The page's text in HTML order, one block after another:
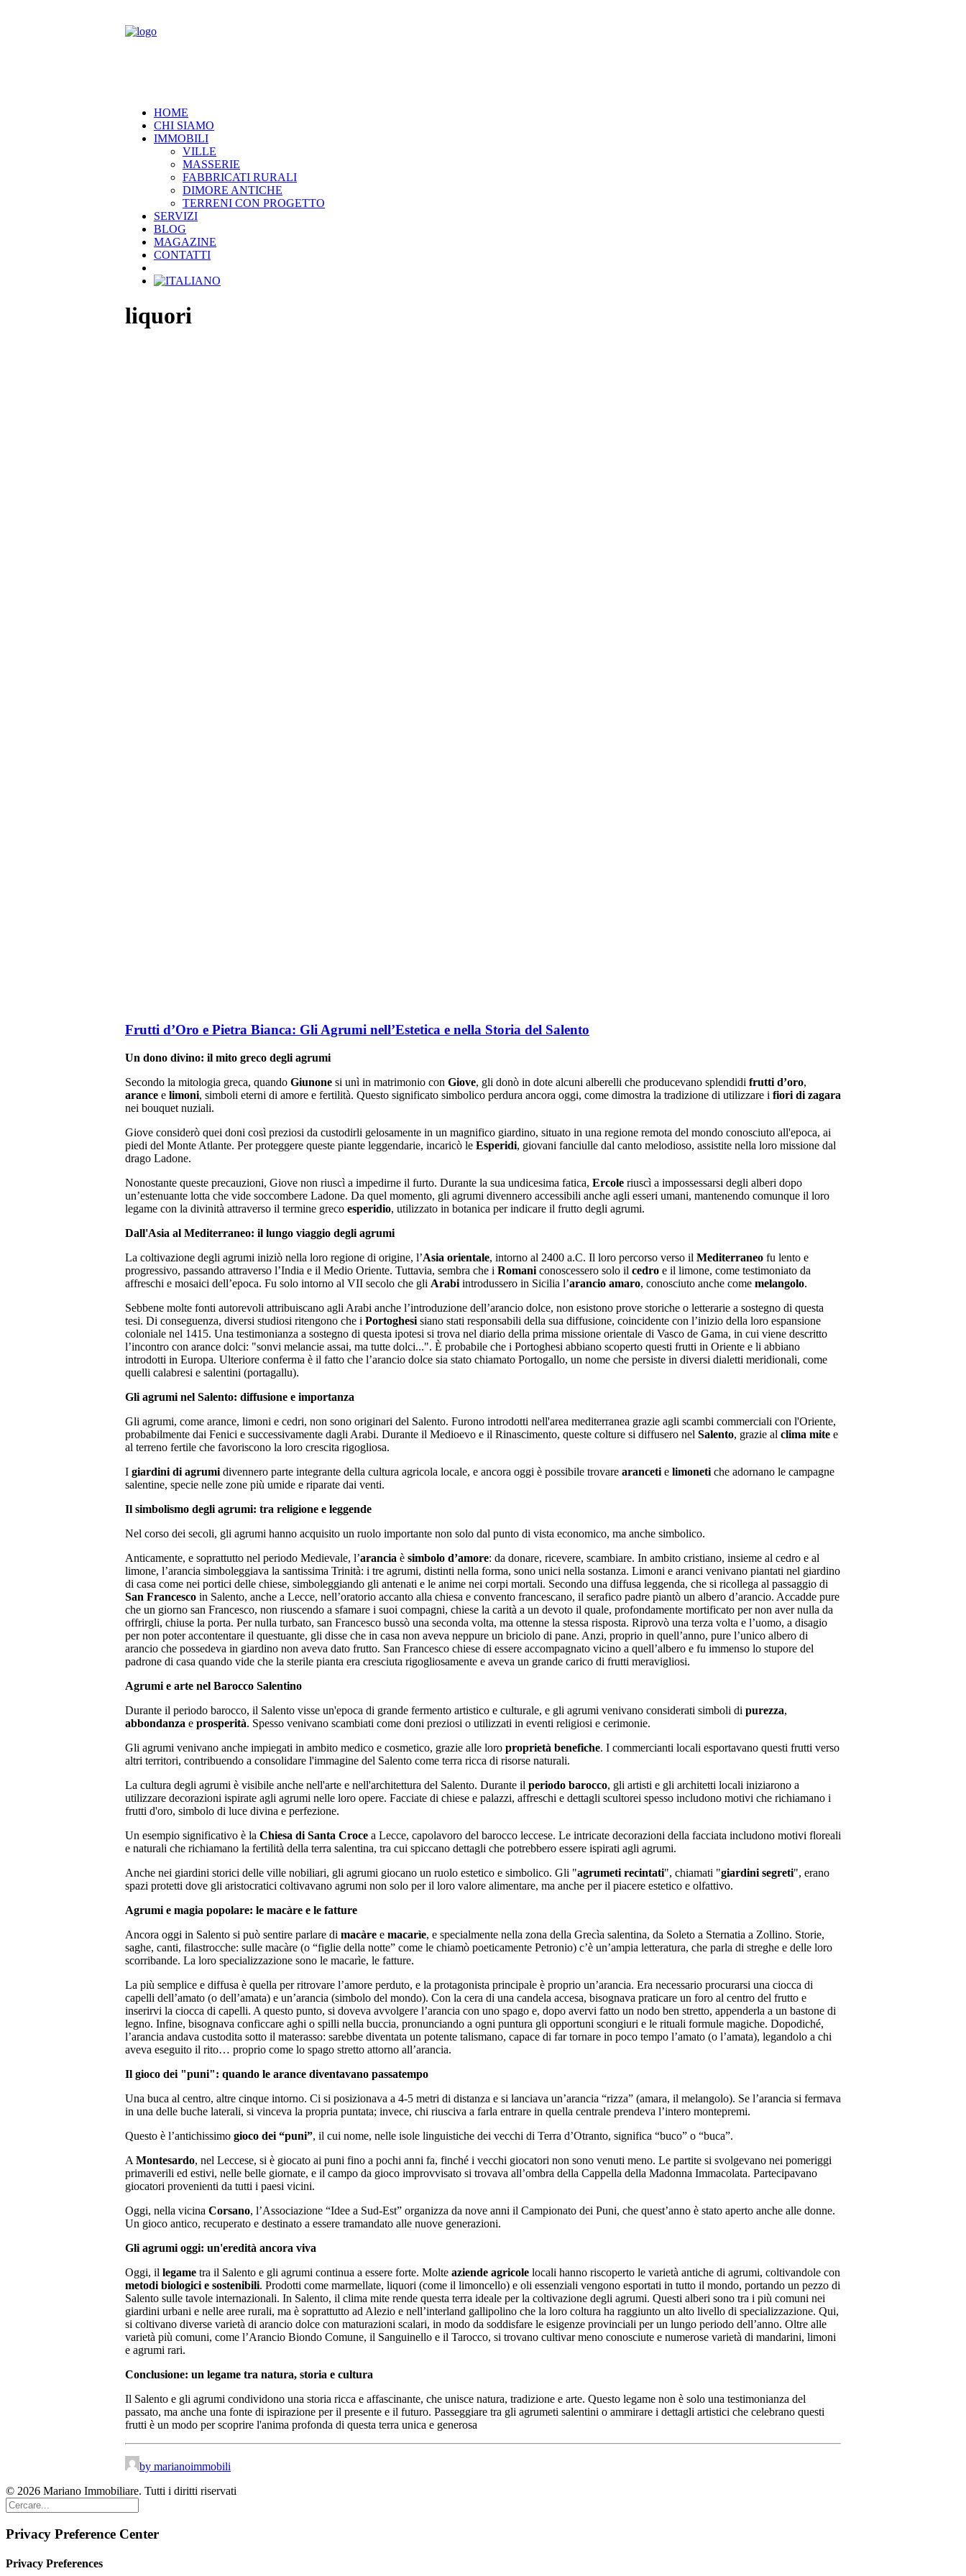
HOME
CHI SIAMO
IMMOBILI
VILLE
MASSERIE
FABBRICATI RURALI
DIMORE ANTICHE
TERRENI CON PROGETTO
SERVIZI
BLOG
MAGAZINE
CONTATTI
liquori
Frutti d’Oro e Pietra Bianca: Gli Agrumi nell’Estetica e nella Storia del Salento
Un dono divino: il mito greco degli agrumi
Secondo la mitologia greca, quando Giunone si unì in matrimonio con Giove, gli donò in dote alcuni alberelli che producevano splendidi frutti d’oro,
arance e limoni, simboli eterni di amore e fertilità. Questo significato simbolico perdura ancora oggi, come dimostra la tradizione di utilizzare i fiori di zagara
nei bouquet nuziali.
Giove considerò quei doni così preziosi da custodirli gelosamente in un magnifico giardino, situato in una regione remota del mondo conosciuto all'epoca, ai
piedi del Monte Atlante. Per proteggere queste piante leggendarie, incaricò le Esperidi, giovani fanciulle dal canto melodioso, assistite nella loro missione dal
drago Ladone.
Nonostante queste precauzioni, Giove non riuscì a impedirne il furto. Durante la sua undicesima fatica, Ercole riuscì a impossessarsi degli alberi dopo
un’estenuante lotta che vide soccombere Ladone. Da quel momento, gli agrumi divennero accessibili anche agli esseri umani, mantenendo comunque il loro
legame con la divinità attraverso il termine greco esperidio, utilizzato in botanica per indicare il frutto degli agrumi.
Dall'Asia al Mediterraneo: il lungo viaggio degli agrumi
La coltivazione degli agrumi iniziò nella loro regione di origine, l’Asia orientale, intorno al 2400 a.C. Il loro percorso verso il Mediterraneo fu lento e
progressivo, passando attraverso l’India e il Medio Oriente. Tuttavia, sembra che i Romani conoscessero solo il cedro e il limone, come testimoniato da
affreschi e mosaici dell’epoca. Fu solo intorno al VII secolo che gli Arabi introdussero in Sicilia l’arancio amaro, conosciuto anche come melangolo.
Sebbene molte fonti autorevoli attribuiscano agli Arabi anche l’introduzione dell’arancio dolce, non esistono prove storiche o letterarie a sostegno di questa
tesi. Di conseguenza, diversi studiosi ritengono che i Portoghesi siano stati responsabili della sua diffusione, coincidente con l’inizio della loro espansione
coloniale nel 1415. Una testimonianza a sostegno di questa ipotesi si trova nel diario della prima missione orientale di Vasco de Gama, in cui viene descritto
l’incontro con arance dolci: "sonvi melancie assai, ma tutte dolci...". È probabile che i Portoghesi abbiano scoperto questi frutti in Oriente e li abbiano
introdotti in Europa. Ulteriore conferma è il fatto che l’arancio dolce sia stato chiamato Portogallo, un nome che persiste in diversi dialetti meridionali, come
quelli calabresi e salentini (portagallu).
Gli agrumi nel Salento: diffusione e importanza
Gli agrumi, come arance, limoni e cedri, non sono originari del Salento. Furono introdotti nell'area mediterranea grazie agli scambi commerciali con l'Oriente,
probabilmente dai Fenici e successivamente dagli Arabi. Durante il Medioevo e il Rinascimento, queste colture si diffusero nel Salento, grazie al clima mite e
al terreno fertile che favoriscono la loro crescita rigogliosa.
I giardini di agrumi divennero parte integrante della cultura agricola locale, e ancora oggi è possibile trovare aranceti e limoneti che adornano le campagne
salentine, specie nelle zone più umide e riparate dai venti.
Il simbolismo degli agrumi: tra religione e leggende
Nel corso dei secoli, gli agrumi hanno acquisito un ruolo importante non solo dal punto di vista economico, ma anche simbolico.
Anticamente, e soprattutto nel periodo Medievale, l’arancia è simbolo d’amore: da donare, ricevere, scambiare. In ambito cristiano, insieme al cedro e al
limone, l’arancia simboleggiava la santissima Trinità: i tre agrumi, distinti nella forma, sono unici nella sostanza. Limoni e aranci venivano piantati nel giardino
di casa come nei portici delle chiese, simboleggiando gli antenati e le anime nei corpi mortali. Secondo una diffusa leggenda, che si ricollega al passaggio di
San Francesco in Salento, anche a Lecce, nell’oratorio accanto alla chiesa e convento francescano, il serafico padre piantò un albero d’arancio. Accadde pure
che un giorno san Francesco, non riuscendo a sfamare i suoi compagni, chiese la carità a un devoto il quale, profondamente mortificato per non aver nulla da
offrirgli, chiuse la porta. Per nulla turbato, san Francesco bussò una seconda volta, ma ottenne la stessa risposta. Riprovò una terza volta e l’uomo, a disagio
per non poter accontentare il questuante, gli disse che in casa non aveva neppure un briciolo di pane. Anzi, proprio in quell’anno, pure l’unico albero di
arancio che possedeva in giardino non aveva dato frutto. San Francesco chiese di essere accompagnato vicino a quell’albero e fu immenso lo stupore del
padrone di casa quando vide che la sterile pianta era cresciuta rigogliosamente e aveva un grande carico di frutti meravigliosi.
Agrumi e arte nel Barocco Salentino
Durante il periodo barocco, il Salento visse un'epoca di grande fermento artistico e culturale, e gli agrumi venivano considerati simboli di purezza,
abbondanza e prosperità. Spesso venivano scambiati come doni preziosi o utilizzati in eventi religiosi e cerimonie.
Gli agrumi venivano anche impiegati in ambito medico e cosmetico, grazie alle loro proprietà benefiche. I commercianti locali esportavano questi frutti verso
altri territori, contribuendo a consolidare l'immagine del Salento come terra ricca di risorse naturali.
La cultura degli agrumi è visibile anche nell'arte e nell'architettura del Salento. Durante il periodo barocco, gli artisti e gli architetti locali iniziarono a
utilizzare decorazioni ispirate agli agrumi nelle loro opere. Facciate di chiese e palazzi, affreschi e dettagli scultorei spesso includono motivi che richiamano i
frutti d'oro, simbolo di luce divina e perfezione.
Un esempio significativo è la Chiesa di Santa Croce a Lecce, capolavoro del barocco leccese. Le intricate decorazioni della facciata includono motivi floreali
e naturali che richiamano la fertilità della terra salentina, tra cui spiccano dettagli che potrebbero essere ispirati agli agrumi.
Anche nei giardini storici delle ville nobiliari, gli agrumi giocano un ruolo estetico e simbolico. Gli "agrumeti recintati", chiamati "giardini segreti", erano
spazi protetti dove gli aristocratici coltivavano agrumi non solo per il loro valore alimentare, ma anche per il piacere estetico e olfattivo.
Agrumi e magia popolare: le macàre e le fatture
Ancora oggi in Salento si può sentire parlare di macàre e macarìe, e specialmente nella zona della Grecìa salentina, da Soleto a Sternatia a Zollino. Storie,
saghe, canti, filastrocche: sulle macàre (o “figlie della notte” come le chiamò poeticamente Petronio) c’è un’ampia letteratura, che parla di streghe e delle loro
scorribande. La loro specializzazione sono le macarìe, le fatture.
La più semplice e diffusa è quella per ritrovare l’amore perduto, e la protagonista principale è proprio un’arancia. Era necessario procurarsi una ciocca di
capelli dell’amato (o dell’amata) e un’arancia (simbolo del mondo). Con la cera di una candela accesa, bisognava praticare un foro al centro del frutto e
inserirvi la ciocca di capelli. A questo punto, si doveva avvolgere l’arancia con uno spago e, dopo avervi fatto un nodo ben stretto, appenderla a un bastone di
legno. Infine, bisognava conficcare aghi o spilli nella buccia, pronunciando a ogni puntura gli opportuni scongiuri e le rituali formule magiche. Dopodiché,
l’arancia andava custodita sotto il materasso: sarebbe diventata un potente talismano, capace di far tornare in poco tempo l’amato (o l’amata), legandolo a chi
aveva eseguito il rito… proprio come lo spago stretto attorno all’arancia.
Il gioco dei "puni": quando le arance diventavano passatempo
Una buca al centro, altre cinque intorno. Ci si posizionava a 4-5 metri di distanza e si lanciava un’arancia “rizza” (amara, il melangolo). Se l’arancia si fermava
in una delle buche laterali, si vinceva la propria puntata; invece, chi riusciva a farla entrare in quella centrale prendeva l’intero montepremi.
Questo è l’antichissimo gioco dei “puni”, il cui nome, nelle isole linguistiche dei vecchi di Terra d’Otranto, significa “buco” o “buca”.
A Montesardo, nel Leccese, si è giocato ai puni fino a pochi anni fa, finché i vecchi giocatori non sono venuti meno. Le partite si svolgevano nei pomeriggi
primaverili ed estivi, nelle belle giornate, e il campo da gioco improvvisato si trovava all’ombra della Cappella della Madonna Immacolata. Partecipavano
giocatori provenienti da tutti i paesi vicini.
Oggi, nella vicina Corsano, l’Associazione “Idee a Sud-Est” organizza da nove anni il Campionato dei Puni, che quest’anno è stato aperto anche alle donne.
Un gioco antico, recuperato e destinato a essere tramandato alle nuove generazioni.
Gli agrumi oggi: un'eredità ancora viva
Oggi, il legame tra il Salento e gli agrumi continua a essere forte. Molte aziende agricole locali hanno riscoperto le varietà antiche di agrumi, coltivandole con
metodi biologici e sostenibili. Prodotti come marmellate, liquori (come il limoncello) e oli essenziali vengono esportati in tutto il mondo, portando un pezzo di
Salento sulle tavole internazionali. In Salento, il clima mite rende questa terra ideale per la coltivazione degli agrumi. Questi alberi sono tra i più comuni nei
giardini urbani e nelle aree rurali, ma è soprattutto ad Alezio e nell’interland gallipolino che la loro coltura ha raggiunto un alto livello di specializzazione. Qui,
si coltivano diverse varietà di arancio dolce con maturazioni scalari, in modo da soddisfare le esigenze provinciali per un lungo periodo dell’anno. Oltre alle
varietà più comuni, come l’Arancio Biondo Comune, il Sanguinello e il Tarocco, si trovano cultivar meno conosciute e numerose varietà di mandarini, limoni
e agrumi rari.
Conclusione: un legame tra natura, storia e cultura
Il Salento e gli agrumi condividono una storia ricca e affascinante, che unisce natura, tradizione e arte. Questo legame non è solo una testimonianza del
passato, ma anche una fonte di ispirazione per il presente e il futuro. Passeggiare tra gli agrumeti salentini o ammirare i dettagli artistici che celebrano questi
frutti è un modo per scoprire l'anima profonda di questa terra unica e generosa
by marianoimmobili
© 2026 Mariano Immobiliare. Tutti i diritti riservati
Privacy Preference Center
Privacy Preferences